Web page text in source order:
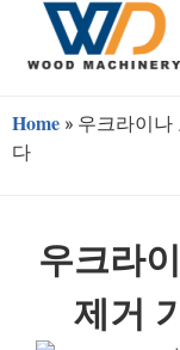
Home » 우크라이나
다
우크라
제거